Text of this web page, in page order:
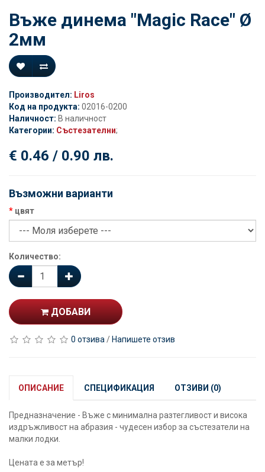
Въже динема "Magic Race" Ø
2мм
Производител: Liros
Код на продукта: 02016-0200
Наличност: В наличност
Категории: Състезателни;
€ 0.46 / 0.90 лв.
Възможни варианти
цвят
Количество:
ДОБАВИ
0 отзива / Напишете отзив
ОПИСАНИЕ СПЕЦИФИКАЦИЯ ОТЗИВИ (0)
Предназначение - Въже с минимална разтегливост и висока
издръжливост на абразия - чудесен избор за състезатели на
малки лодки.
Цената е за метър!